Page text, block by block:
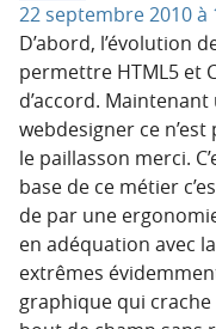
22 septembre 2010 à
D’abord, l’évolution
permettre HTML5 et
d’accord.
webdesigner ce
le paillasson merci.
base de ce métier
de par une
en adéquation avec
extrêmes
graphique qui